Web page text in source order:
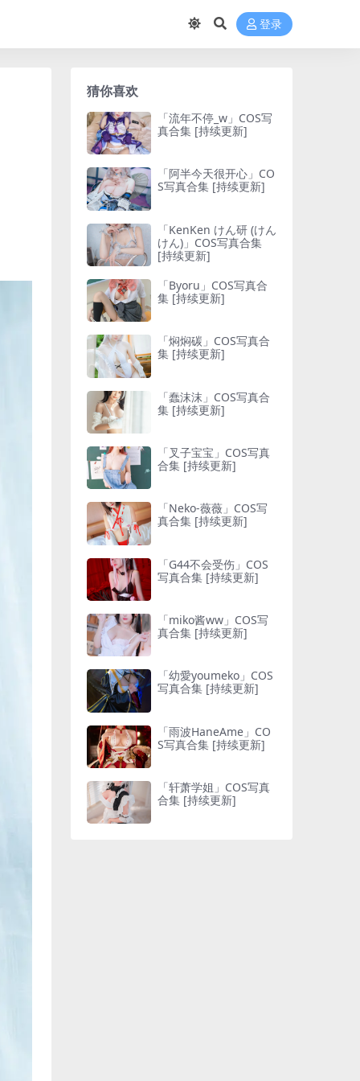
登录
猜你喜欢
「流年不停_w」COS写
真合集 [持续更新]
「阿半今天很开心」CO
S写真合集 [持续更新]
「KenKen けん研 (けん
けん)」COS写真合集
[持续更新]
「Byoru」COS写真合
集 [持续更新]
「焖焖碳」COS写真合
集 [持续更新]
「蠢沫沫」COS写真合
集 [持续更新]
「叉子宝宝」COS写真
合集 [持续更新]
「Neko-薇薇」COS写
真合集 [持续更新]
「G44不会受伤」COS
写真合集 [持续更新]
「miko酱ww」COS写
真合集 [持续更新]
「幼愛youmeko」COS
写真合集 [持续更新]
「雨波HaneAme」CO
S写真合集 [持续更新]
「轩萧学姐」COS写真
合集 [持续更新]